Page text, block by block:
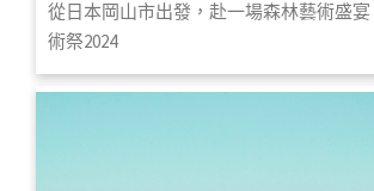
從日本岡山市出發，赴一場森林藝術盛
術祭2024